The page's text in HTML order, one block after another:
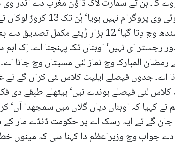
گا۔ ہُن تے سمارٹ لاک ڈاؤن مغرب دے اندر
اِک سوال دے جواب وچ اوہناں دا کہنا سی کہ احساس
اپلائی کیتا اے۔ اوہناں نے دَسیا کہ احساس پروگرام وچ سبھ توں ودھ پیسا سندھ وچ
سیاسی مداخلت نہیں اے‘ پاکستان وچ 75 فیصد مزدور رجسٹر ای نہیں‘ اوہناں تک
المبارک وچ نماز لئی مسیتاں وچ جانا
اے۔ جدوں فیصلے ایلیٹ کلاس لئی کراں گے تے
کسے وچ فرق نہیں کرے گا۔ 70 سال توں ایلیٹ کلاس لئی فیصلے ہوندے نیں‘ ہیٹھلے
کہیا کہ اوہناں دیاں گلاں میں سمجھدا آں‘
گے تے ایہ رسک اے پر حکومت ڈنڈے مار کے
دے جواب وچ وزیراعظم دا کہنا سی کہ مینوں